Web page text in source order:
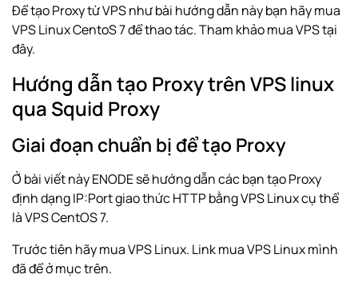
Để tạo Proxy từ VPS như bài hướng dẫn này bạn hãy mua
VPS Linux CentoS 7 để thao tác. Tham khảomua VPS tại
đây.
Hướng dẫn tạo Proxy trên VPS linux
qua Squid Proxy
Giai đoạn chuẩn bị để tạo Proxy
Ở bài viết này ENODE sẽ hướng dẫn các bạn tạo Proxy
định dạng IP:Port giao thức HTTP bằng VPS Linux cụ thể
là VPS CentOS 7.
Trước tiên hãy mua VPS Linux. Link mua VPS Linux mình
đã để ở mục trên.